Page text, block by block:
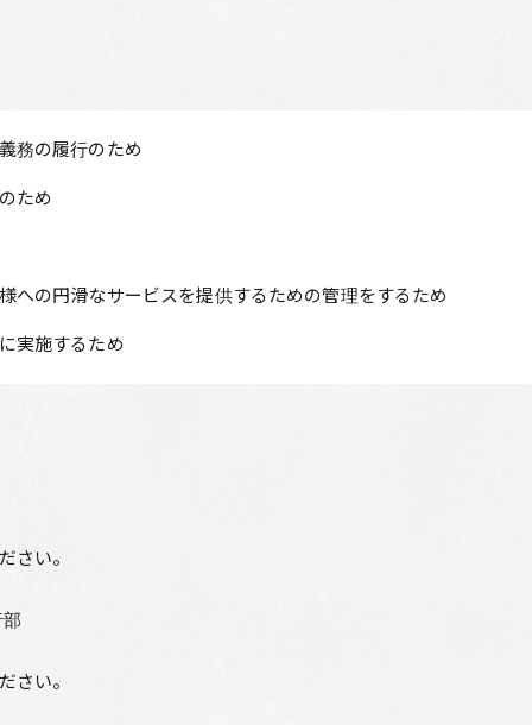
務の履行のため
ため
への円滑なサービスを提供するための管理をするため
実施するため
さい。
さい。